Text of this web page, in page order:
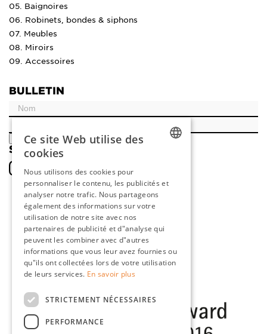
05. Baignoires
06. Robinets, bondes & siphons
07. Meubles
08. Miroirs
09. Accessoires
BULLETIN
ENREGISTRER
SOCIAL
ENGLISH
FRENCH
GERMAN
Ce site Web utilise des
cookies
Nous utilisons des cookies pour
personnaliser le contenu, les publicités et
analyser notre trafic. Nous partageons
également des informations sur votre
utilisation de notre site avec nos
partenaires de publicité et d"analyse qui
peuvent les combiner avec d"autres
informations que vous leur avez fournies ou
qu"ils ont collectées lors de votre utilisation
de leurs services. En savoir plus
STRICTEMENT NÉCESSAIRES
PERFORMANCE